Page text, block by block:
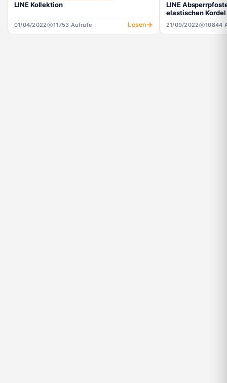
LINE Kollektion
01/04/2022 11753 Aufrufe Lesen
LINE
elastischen Kordel
21/09/2022 10844